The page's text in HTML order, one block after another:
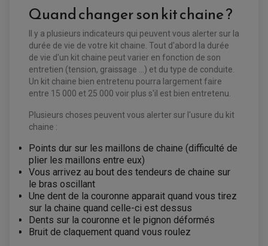
FREINAGE
ACCESSOIRE + VISSERIE FREINAGE
DISQUE DE FREIN
PLAQUETTE DE FREIN
KIT DURITE DE FREIN
KIT DURITE D'EMBRAYAGE MOTO
EQUIPEMENT ELECTRIQUE QUAD / SSV
ACCESSOIRES ELECTRIQUE QUAD / SSV
BOITIER CDI QUAD ET SSV
CHARGEUR DE BATTERIE QUAD / SSV
COMPTEUR QUAD / SSV
DÉMARREUR
ECLAIRAGE LED / HALOGÈNE
STATOR ET REDRESSEUR / REGULATEUR
VENTILATEUR DE RADIATEUR
EQUIPEMENT FREINAGE QUAD / SSV
DISQUE DE FREIN QUAD / SSV
KIT REPARATION MAÎTRE CYLINDRE QUAD / SSV
PLAQUETTES DE FREIN QUAD / SSV
HUILE ET PRODUIT D'ENTRETIEN QUAD
HUILE POUR QUAD
PRODUIT D'ENTRETIEN QUAD
JANTES / ACCESSOIRES QUAD ET SSV
PNEUMATIQUE
CHAMBRE À AIR
EQUIPEMENT FREINAGE MOTO CROSS ET
ENDURO
ACCESSOIRES FREINAGE
DISQUE DE FREIN AVANT
DISQUE DE FREIN ARRIÈRE
PLAQUETTE DE FREIN
KIT RÉPARATION PÉDALE DE FREIN
Quand changer son kit chaine ?
Il y a plusieurs indicateurs qui peuvent vous alerter sur la
durée de vie de votre kit chaine. Tout d'abord la durée
de vie d'un kit chaine peut varier en fonction de son
entretien (tension, graissage ...) et du type de conduite.
Un kit chaine bien entretenu pourra largement faire
entre 15 000 et 25 000 voir plus s'il est bien entretenu.
Plusieurs choses peuvent vous alerter sur l'usure du kit
chaine :
Points dur sur les maillons de chaine (difficulté de
plier les maillons entre eux)
Vous arrivez au bout des tendeurs de chaine sur
le bras oscillant
Une dent de la couronne apparait quand vous tirez
sur la chaine quand celle-ci est dessus
Dents sur la couronne et le pignon déformés
Bruit de claquement quand vous roulez